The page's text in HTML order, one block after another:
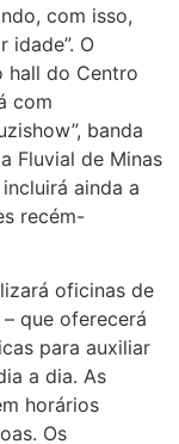
com isso,
idade”. O
hall do Centro
com
banda
Fluvial de Minas
ainda a
recém-
oficinas de
que oferecerá
para auxiliar
a dia. As
horários
Os